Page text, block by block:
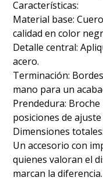
​Características:
​Material base:
calidad en color
​Detalle central:
acero.
​Terminación:
mano para un
​Prendedura:
posiciones de ajuste
​Dimensiones
​Un accesorio con
quienes valoran el
marcan la diferencia.